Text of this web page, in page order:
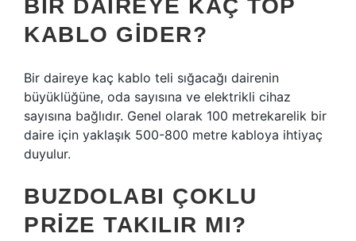
BIR DAIREYE KAÇ TOP
KABLO GIDER?
Bir daireye kaç kablo teli sığacağı dairenin
büyüklüğüne, oda sayısına ve elektrikli cihaz
sayısına bağlıdır. Genel olarak 100 metrekarelik bir
daire için yaklaşık 500-800 metre kabloya ihtiyaç
duyulur.
BUZDOLABI ÇOKLU
PRIZE TAKILIR MI?